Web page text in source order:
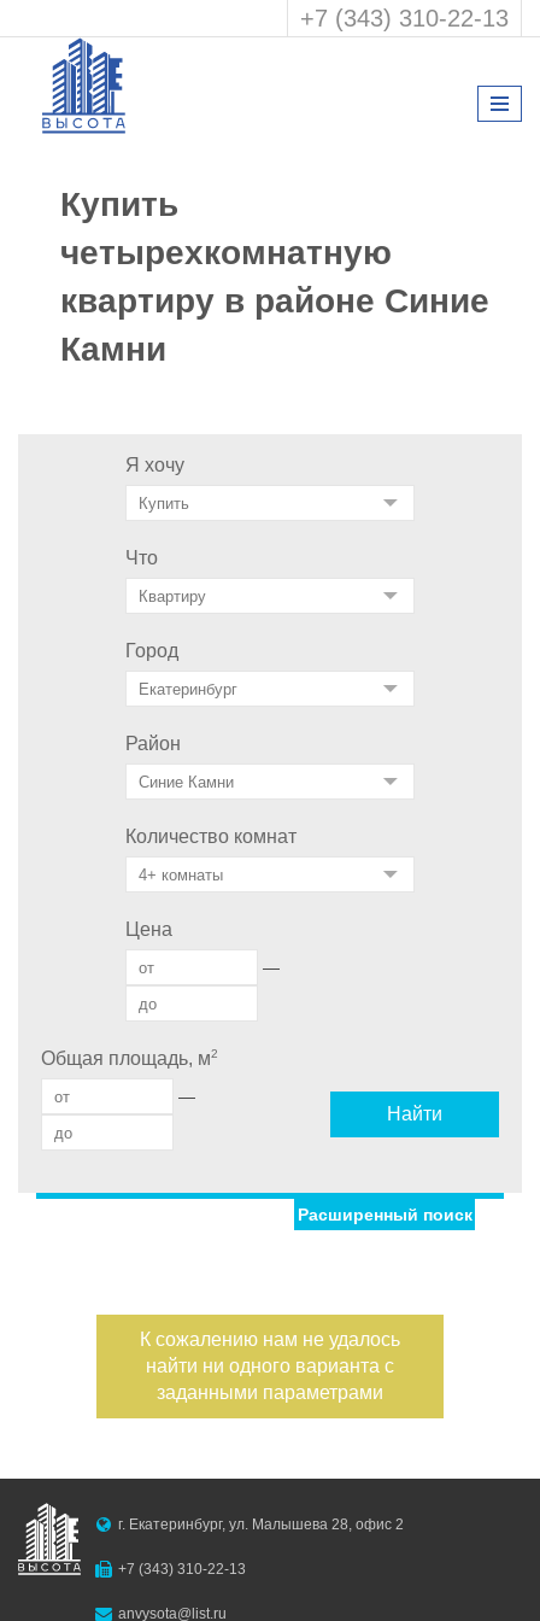
+7 (343) 310-22-13
Купить
четырехкомнатную
квартиру в районе Синие
Камни
Я хочу
Что
Город
Район
Количество комнат
Цена
—
Общая площадь, м2
—
Найти
Дом
Жилая площадь
Площадь кухни
—
Балконов
—
Расширенный поиск
К сожалению нам не удалось
найти ни одного варианта с
заданными параметрами
г. Екатеринбург, ул. Малышева 28, офис 2
+7 (343) 310-22-13
anvysota@list.ru